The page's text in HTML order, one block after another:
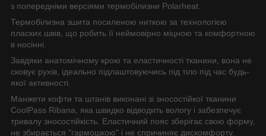
з попередніми версіями термобілизни Polarheat.
Термобілизна зшита посиленою ниткою за технологією
пласких швів, що робить її неймовірно міцною та комфортною
в носінні.
Завдяки анатомічному крою та еластичності тканини, вона не
сковує рухів, ідеально підлаштовуючись під тіло під час будь-
якої активності.
Манжети кофти та штанів виконані зі зносостійкої тканини
CoolPass Ribana, яка швидко відводить вологу і забезпечує
тривалу зносостійкість. Еластичний пояс зберігає свою форму,
не збирається "гармошкою" і не спричиняє дискомфорту.